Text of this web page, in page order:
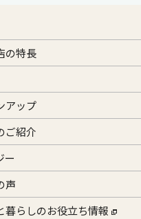
の特長
アップ
ご紹介
ー
声
暮らしのお役立ち情報